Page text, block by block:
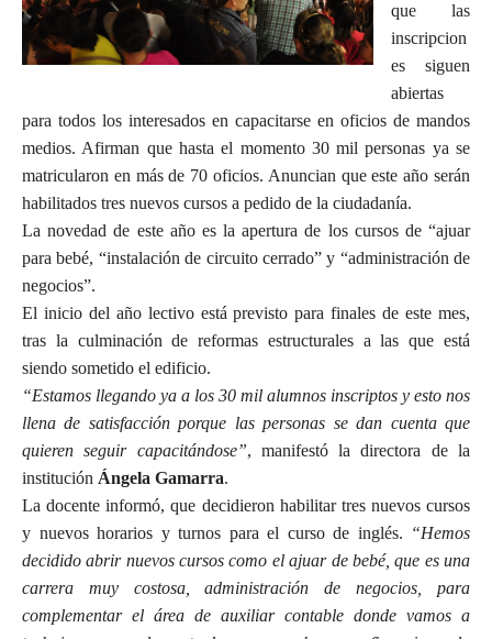
que las
inscripcion
es siguen
abiertas
para todos los interesados en capacitarse en oficios de mandos
medios. Afirman que hasta el momento 30 mil personas ya se
matricularon en más de 70 oficios. Anuncian que este año serán
habilitados tres nuevos cursos a pedido de la ciudadanía.
La novedad de este año es la apertura de los cursos de “ajuar
para bebé, “instalación de circuito cerrado” y “administración de
negocios”.
El inicio del año lectivo está previsto para finales de este mes,
tras la culminación de reformas estructurales a las que está
siendo sometido el edificio.
“Estamos llegando ya a los 30 mil alumnos inscriptos y esto nos
llena de satisfacción porque las personas se dan cuenta que
quieren seguir capacitándose”, manifestó la directora de la
institución Ángela Gamarra.
La docente informó, que decidieron habilitar tres nuevos cursos
y nuevos horarios y turnos para el curso de inglés. “Hemos
decidido abrir nuevos cursos como el ajuar de bebé, que es una
carrera muy costosa, administración de negocios, para
complementar el área de auxiliar contable donde vamos a